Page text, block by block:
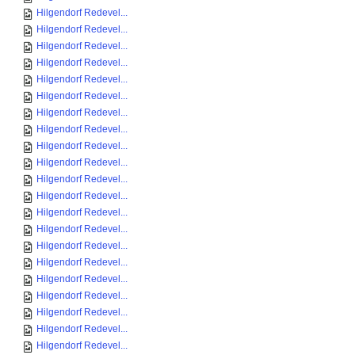
Hilgendorf Redevel...
Hilgendorf Redevel...
Hilgendorf Redevel...
Hilgendorf Redevel...
Hilgendorf Redevel...
Hilgendorf Redevel...
Hilgendorf Redevel...
Hilgendorf Redevel...
Hilgendorf Redevel...
Hilgendorf Redevel...
Hilgendorf Redevel...
Hilgendorf Redevel...
Hilgendorf Redevel...
Hilgendorf Redevel...
Hilgendorf Redevel...
Hilgendorf Redevel...
Hilgendorf Redevel...
Hilgendorf Redevel...
Hilgendorf Redevel...
Hilgendorf Redevel...
Hilgendorf Redevel...